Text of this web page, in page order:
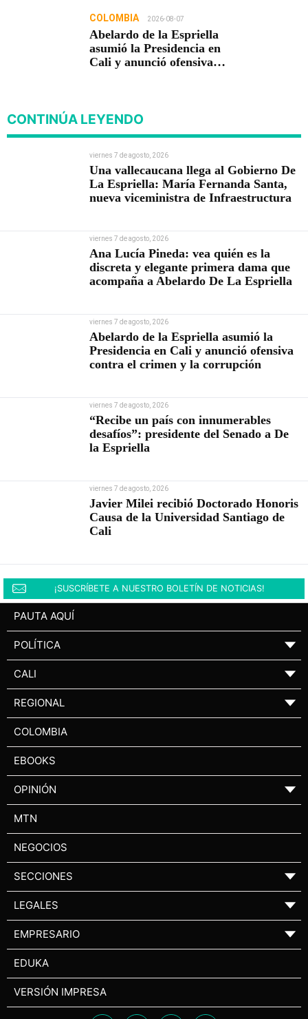
COLOMBIA 2026-08-07
Abelardo de la Espriella
asumió la Presidencia en
Cali y anunció ofensiva
CONTINÚA LEYENDO
viernes 7 de agosto, 2026
Una vallecaucana llega al Gobierno De
La Espriella: María Fernanda Santa,
nueva viceministra de Infraestructura
viernes 7 de agosto, 2026
Ana Lucía Pineda: vea quién es la
discreta y elegante primera dama que
acompaña a Abelardo De La Espriella
viernes 7 de agosto, 2026
Abelardo de la Espriella asumió la
Presidencia en Cali y anunció ofensiva
contra el crimen y la corrupción
viernes 7 de agosto, 2026
“Recibe un país con innumerables
desafíos”: presidente del Senado a De
la Espriella
viernes 7 de agosto, 2026
Javier Milei recibió Doctorado Honoris
Causa de la Universidad Santiago de
Cali
¡SUSCRÍBETE A NUESTRO BOLETÍN DE NOTICIAS!
PAUTA AQUÍ
POLÍTICA ▼
CALI ▼
REGIONAL ▼
COLOMBIA
EBOOKS
OPINIÓN ▼
MTN
NEGOCIOS
SECCIONES ▼
LEGALES ▼
EMPRESARIO ▼
EDUKA
VERSIÓN IMPRESA